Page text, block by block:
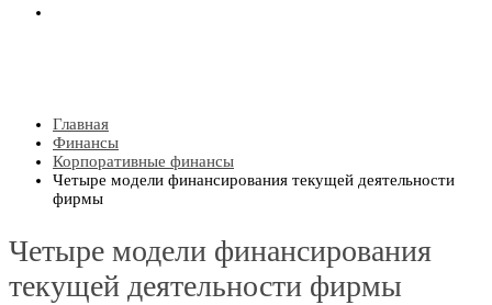
Главная
Финансы
Корпоративные финансы
Четыре модели финансирования текущей деятельности
фирмы
Четыре модели финансирования
текущей деятельности фирмы